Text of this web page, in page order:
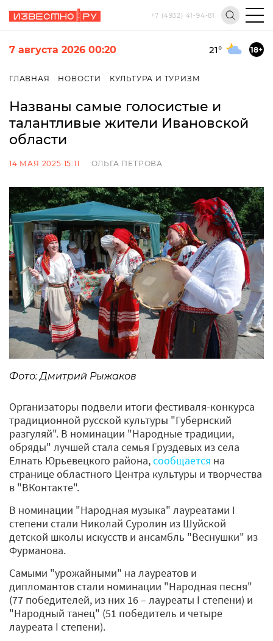
+7 (4932) 41-94-81
7 августа 2026 00:20 21° 18+
ГЛАВНАЯ НОВОСТИ КУЛЬТУРА И ТУРИЗМ
Названы самые голосистые и
талантливые жители Ивановской
области
14 МАЯ 2025 15:11 ОЛЬГА ПЕТРОВА
Фото: Дмитрий Рыжаков
Организаторы подвели итоги фестиваля-конкурса
традиционной русской культуры "Губернский
разгуляй". В номинации "Народные традиции,
обряды" лучшей стала семья Груздевых из села
Елнать Юрьевецкого района,сообщается на
странице областного Центра культуры и творчества
в "ВКонтакте".
В номинации "Народная музыка" лауреатами I
степени стали Николай Суролин из Шуйской
детской школы искусств и ансамбль "Веснушки" из
Фурманова.
Самыми "урожайными" на лауреатов и
дипломантов стали номинации "Народная песня"
(77 победителей, из них 16 – лауреаты I степени) и
"Народный танец" (51 победитель и четыре
лауреата I степени).